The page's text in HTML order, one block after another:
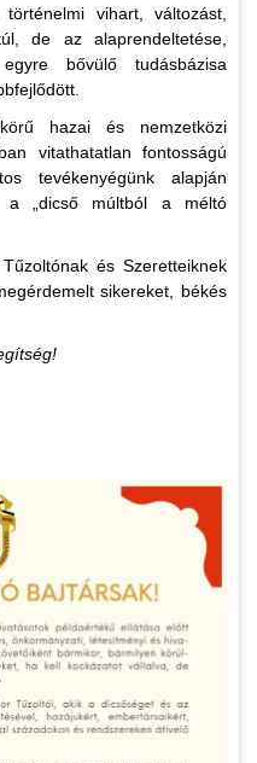
vihart, változást,
de az alaprendeltetése,
bővülő tudásbázisa
hazai és nemzetközi
vitathatatlan fontosságú
tevékenyégünk alapján
a „dicső múltból a méltó
és Szeretteiknek
sikereket, békés